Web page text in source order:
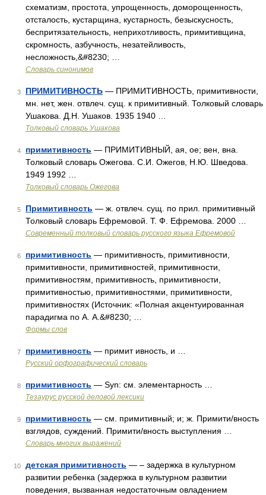
схематизм, простота, упрощенность, доморощенность,
отсталость, кустарщина, кустарность, безыскусность,
беспритязательность, неприхотливость, примитивщина,
скромность, азбучность, незатейливость,
несложность,&#8230; …
Словарь синонимов
3 ПРИМИТИВНОСТЬ — ПРИМИТИВНОСТЬ, примитивности,
мн. нет, жен. отвлеч. сущ. к примитивный. Толковый словарь
Ушакова. Д.Н. Ушаков. 1935 1940 …
Толковый словарь Ушакова
4 примитивность — ПРИМИТИВНЫЙ, ая, ое; вен, вна.
Толковый словарь Ожегова. С.И. Ожегов, Н.Ю. Шведова.
1949 1992 …
Толковый словарь Ожегова
5 Примитивность — ж. отвлеч. сущ. по прил. примитивный
Толковый словарь Ефремовой. Т. Ф. Ефремова. 2000 …
Современный толковый словарь русского языка Ефремовой
6 примитивность — примитивность, примитивности,
примитивности, примитивностей, примитивности,
примитивностям, примитивность, примитивности,
примитивностью, примитивностями, примитивности,
примитивностях (Источник: «Полная акцентуированная
парадигма по А. А.&#8230; …
Формы слов
7 примитивность — примит ивность, и …
Русский орфографический словарь
8 примитивность — Syn: см. элементарность …
Тезаурус русской деловой лексики
9 примитивность — см. примитивный; и; ж. Примити/вность
взглядов, суждений. Примити/вность выступления …
Словарь многих выражений
10 детская примитивность — – задержка в культурном
развитии ребенка (задержка в культурном развитии
поведения, вызванная недостаточным овладением